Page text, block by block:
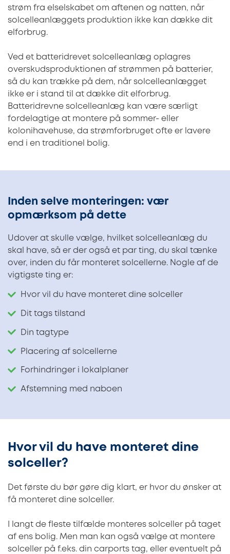
strøm fra elselskabet om aftenen og natten, når
solcelleanlæggets produktion ikke kan dække dit
elforbrug.
Ved et batteridrevet solcelleanlæg oplagres
overskudsproduktionen af strømmen på batterier,
så du kan trække på dem, når solcelleanlægget
ikke er i stand til at dække dit elforbrug.
Batteridrevne solcelleanlæg kan være særligt
fordelagtige at montere på sommer- eller
kolonihavehuse, da strømforbruget ofte er lavere
end i en traditionel bolig.
Inden selve monteringen: vær
opmærksom på dette
Udover at skulle vælge, hvilket solcelleanlæg du
skal have, så er der også et par ting, du skal tænke
over, inden du får monteret solcellerne. Nogle af de
vigtigste ting er:
Hvor vil du have monteret dine solceller
Dit tags tilstand
Din tagtype
Placering af solcellerne
Forhindringer i lokalplaner
Afstemning med naboen
Hvor vil du have monteret dine
solceller?
Det første du bør gøre dig klart, er hvor du ønsker at
få monteret dine solceller.
I langt de fleste tilfælde monteres solceller på taget
af ens bolig. Men man kan også vælge at montere
solceller på f.eks. din carports tag, eller eventuelt på